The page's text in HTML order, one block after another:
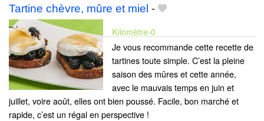
Tartine chèvre, mûre et miel -
Kilomètre-0
Je vous recommande cette recette de
tartines toute simple. C’est la pleine
saison des mûres et cette année,
avec le mauvais temps en juin et
juillet, voire août, elles ont bien poussé. Facile, bon marché et
rapide, c’est un régal en perspective !